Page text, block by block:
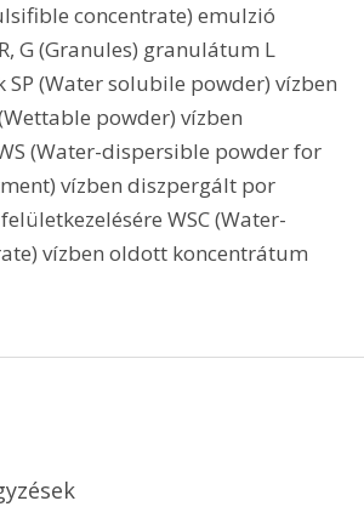
concentrate) emulzió
G (Granules) granulátum L
(Water solubile powder) vízben
powder) vízben
(Water-dispersible powder for
vízben diszpergált por
WSC (Water-
vízben oldott koncentrátum